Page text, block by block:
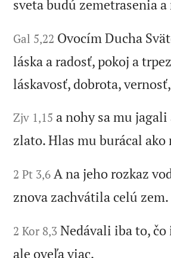
sveta budú zemetrasenia
Gal 5,22 Ovocím Ducha
láska a radosť, pokoj a
láskavosť, dobrota, vernosť,
Zjv 1,15 a nohy sa mu
zlato. Hlas mu burácal
2 Pt 3,6 A na jeho rozkaz
znova zachvátila celú zem.
2 Kor 8,3 Nedávali iba to,
ale oveľa viac.